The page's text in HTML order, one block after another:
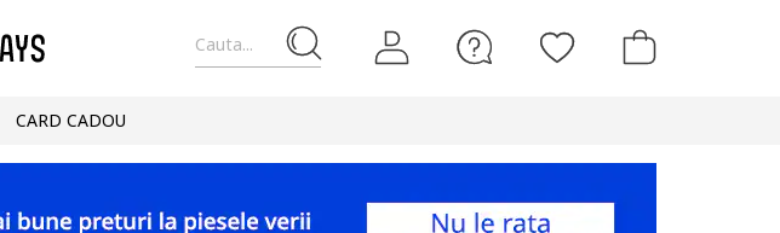
Cauta...
CARD CADOU